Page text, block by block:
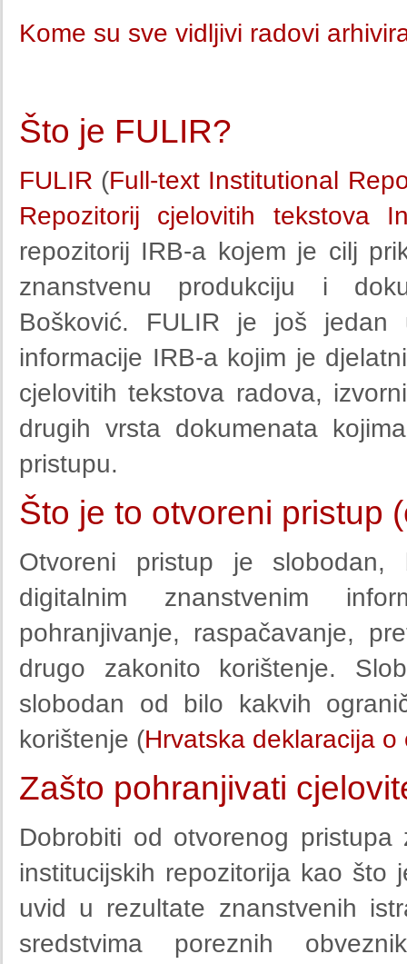
Kome su sve vidljivi radovi
Što je FULIR?
FULIR (Full-text Institutional
Repozitorij cjelovitih tekstova
repozitorij IRB-a kojem je cilj
znanstvenu produkciju i
Bošković. FULIR je još
informacije IRB-a kojim je
cjelovitih tekstova radova,
drugih vrsta dokumenata
pristupu.
Što je to otvoreni pristup
Otvoreni pristup je slobodan,
digitalnim znanstvenim
pohranjivanje, raspačavanje,
drugo zakonito korištenje.
slobodan od bilo kakvih
korištenje (Hrvatska deklaracija
Zašto pohranjivati
Dobrobiti od otvorenog pristupa
institucijskih repozitorija kao što
uvid u rezultate znanstvenih
sredstvima poreznih